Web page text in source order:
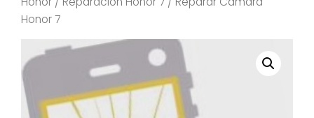
Honor 7